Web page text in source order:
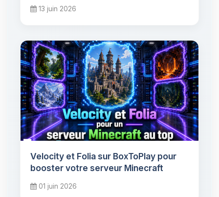
13 juin 2026
Velocity et Folia sur BoxToPlay pour
booster votre serveur Minecraft
01 juin 2026